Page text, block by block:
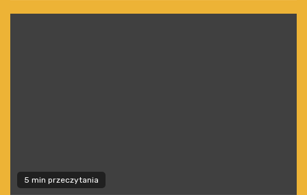
5 min przeczytania